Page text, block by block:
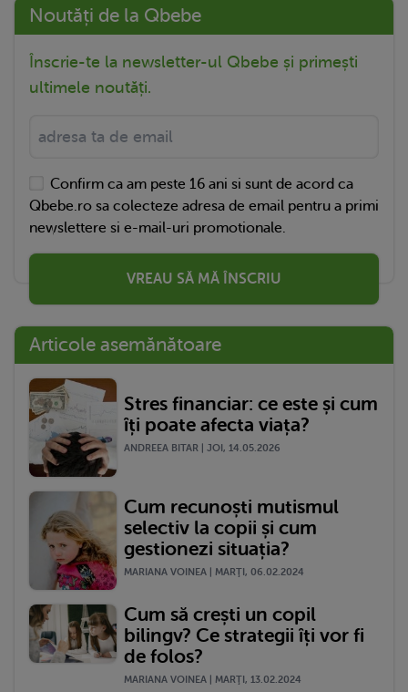
Noutăți de la Qbebe
Înscrie-te la newsletter-ul Qbebe și primești
ultimele noutăți.
Confirm ca am peste 16 ani si sunt de acord ca
Qbebe.ro sa colecteze adresa de email pentru a primi
newslettere si e-mail-uri promotionale.
VREAU SĂ MĂ ÎNSCRIU
Articole asemănătoare
Stres financiar: ce este și cum
îți poate afecta viața?
ANDREEA BITAR | JOI, 14.05.2026
Cum recunoști mutismul
selectiv la copii și cum
gestionezi situația?
MARIANA VOINEA | MARŢI, 06.02.2024
Cum să crești un copil
bilingv? Ce strategii îți vor fi
de folos?
MARIANA VOINEA | MARŢI, 13.02.2024